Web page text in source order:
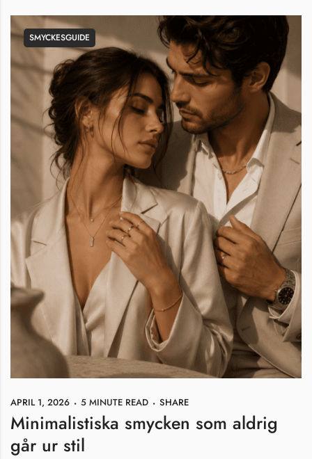
SMYCKESGUIDE
APRIL 1, 2026 5 MINUTE READ SHARE
Minimalistiska smycken som aldrig
går ur stil